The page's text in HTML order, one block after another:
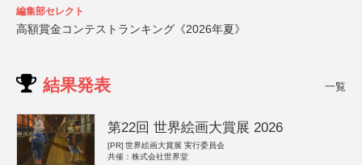
編集部セレクト
高額賞金コンテストランキング《2026年夏》
結果発表 一覧
第22回 世界絵画大賞展 2026
[PR] 世界絵画大賞展 実行委員会
共催：株式会社世界堂